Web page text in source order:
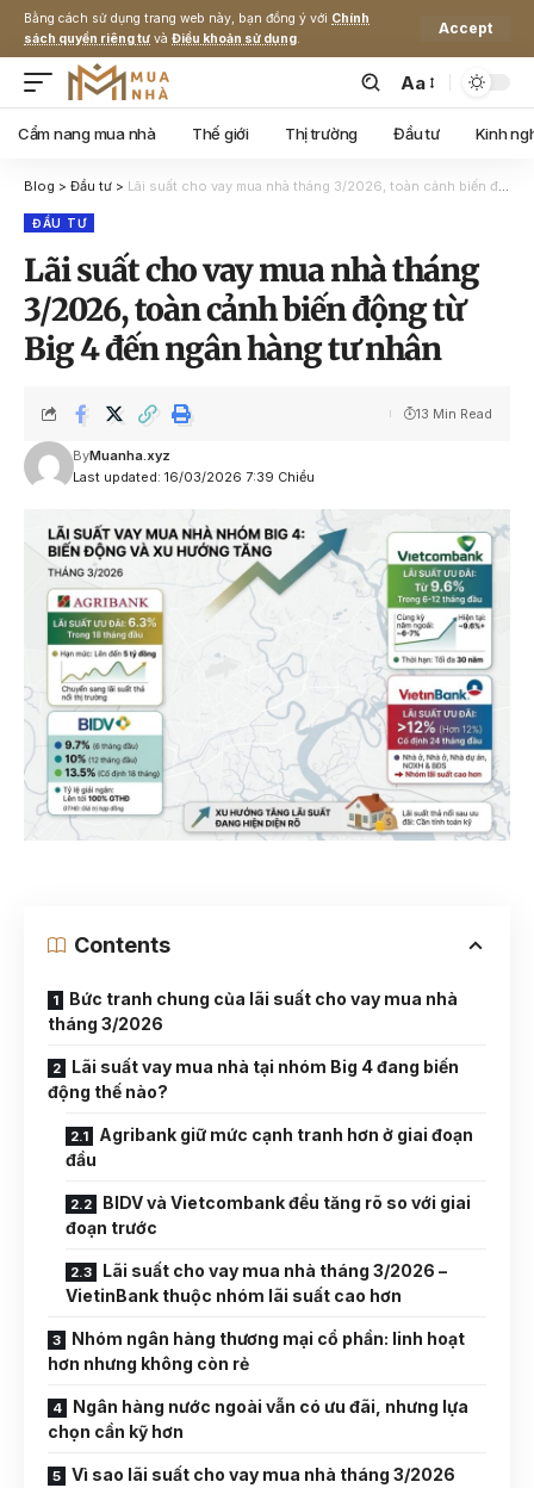
Bằng cách sử dụng trang web này, bạn đồng ý với Chính
sách quyền riêng tư và Điều khoản sử dụng.
Accept
Aa
Cẩm nang mua nhà Thế giới Thị trường Đầu tư Kinh
Blog > Đầu tư > Lãi suất cho vay mua nhà tháng 3/2026, toàn cảnh biến động từ Big 4 đến ngân hàng tư nhân
ĐẦU TƯ
Lãi suất cho vay mua nhà tháng
3/2026, toàn cảnh biến động từ
Big 4 đến ngân hàng tư nhân
Last updated: 16/03/2026 7:39 Chiều
ByMuanha.xyz
13 Min Read
Contents
Bức tranh chung của lãi suất cho vay mua nhà
tháng 3/2026
Lãi suất vay mua nhà tại nhóm Big 4 đang biến
động thế nào?
Agribank giữ mức cạnh tranh hơn ở giai đoạn
đầu
BIDV và Vietcombank đều tăng rõ so với giai
đoạn trước
Lãi suất cho vay mua nhà tháng 3/2026 –
VietinBank thuộc nhóm lãi suất cao hơn
Nhóm ngân hàng thương mại cổ phần: linh hoạt
hơn nhưng không còn rẻ
Ngân hàng nước ngoài vẫn có ưu đãi, nhưng lựa
chọn cần kỹ hơn
Vì sao lãi suất cho vay mua nhà tháng 3/2026